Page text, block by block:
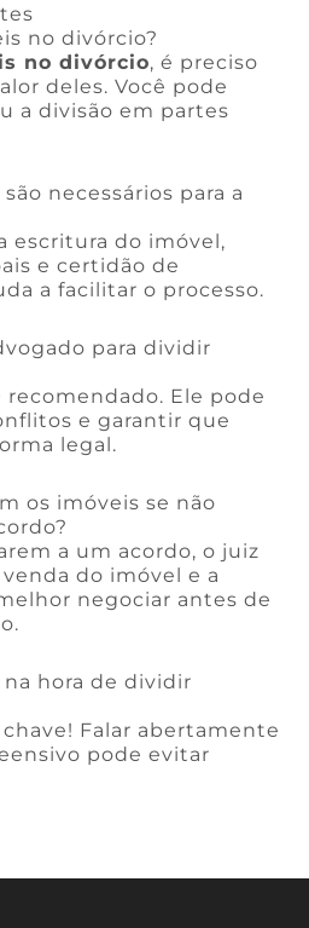
no divórcio?
no divórcio, é preciso
deles. Você pode
a divisão em partes
necessários para a
escritura do imóvel,
e certidão de
a facilitar o processo.
para dividir
recomendado. Ele pode
e garantir que
legal.
os imóveis se não
a um acordo, o juiz
do imóvel e a
negociar antes de
hora de dividir
Falar abertamente
pode evitar